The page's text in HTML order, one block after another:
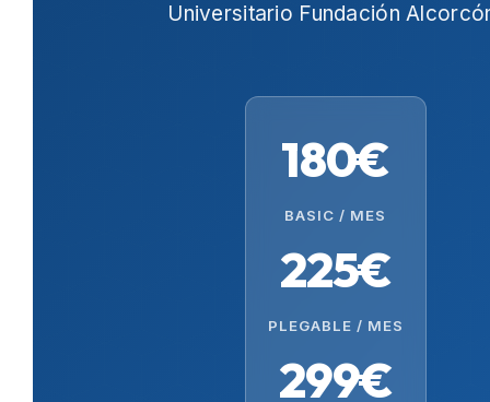
Universitario Fundación
180€
BASIC / MES
225€
PLEGABLE / MES
299€